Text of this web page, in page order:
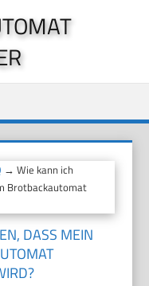
→ Wie kann ich
Brotbackautomat
DASS MEIN